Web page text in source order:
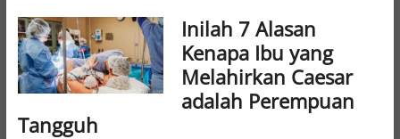
Inilah 7 Alasan
Kenapa Ibu yang
Melahirkan Caesar
adalah Perempuan
Tangguh